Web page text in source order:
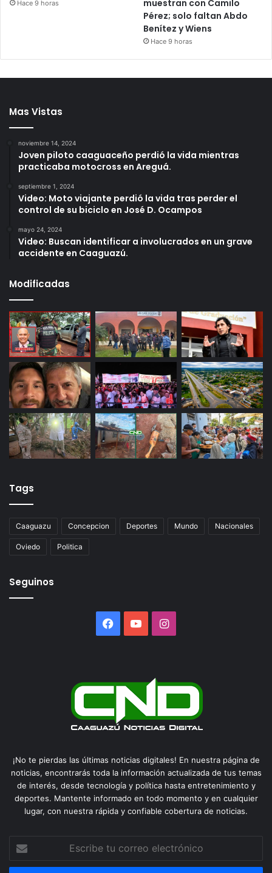
Hace 9 horas
muestran con Camilo
Pérez; solo faltan Abdo
Benítez y Wiens
Hace 9 horas
Mas Vistas
noviembre 14, 2024
Joven piloto caaguaceño perdió la vida mientras
practicaba motocross en Areguá.
septiembre 1, 2024
Video: Moto viajante perdió la vida tras perder el
control de su biciclo en José D. Ocampos
mayo 24, 2024
Video: Buscan identificar a involucrados en un grave
accidente en Caaguazú.
Modificadas
Tags
Caaguazu Concepcion Deportes Mundo Nacionales
Oviedo Politica
Seguinos
Facebook
YouTubeInstagram
¡No te pierdas las últimas noticias digitales! En nuestra página de
noticias, encontrarás toda la información actualizada de tus temas
de interés, desde tecnología y política hasta entretenimiento y
deportes. Mantente informado en todo momento y en cualquier
lugar, con nuestra rápida y confiable cobertura de noticias.
correo